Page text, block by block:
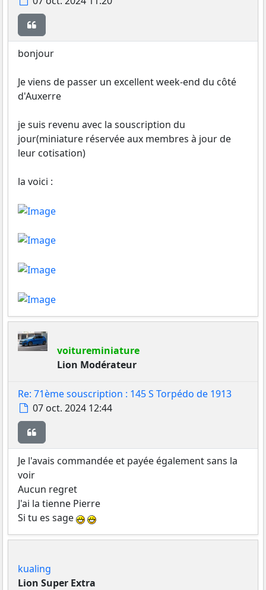
bonjour
Je viens de passer un excellent week-end du côté
d'Auxerre
je suis revenu avec la souscription du
jour(miniature réservée aux membres à jour de
leur cotisation)
la voici :
voitureminiature
Lion Modérateur
Re: 71ème souscription : 145 S Torpédo de 1913
Message
07 oct. 2024 12:44
Je l'avais commandée et payée également sans la
voir
Aucun regret
J'ai la tienne Pierre
Si tu es sage
kualing
Lion Super Extra